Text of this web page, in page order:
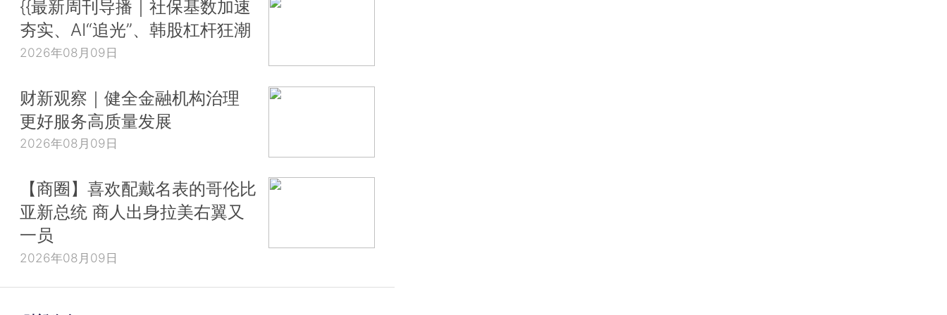
{{最新周刊导播｜社保基数加速
夯实、AI“追光”、韩股杠杆狂潮
2026年08月09日
财新观察｜健全金融机构治理
更好服务高质量发展
2026年08月09日
【商圈】喜欢配戴名表的哥伦比
亚新总统 商人出身拉美右翼又
一员
2026年08月09日